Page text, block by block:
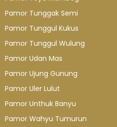
Pamor Tunggak Semi
Pamor Tunggul Kukus
Pamor Tunggul Wulung
Pamor Udan Mas
Pamor Ujung Gunung
Pamor Uler Lulut
Pamor Unthuk Banyu
Pamor Wahyu Tumurun